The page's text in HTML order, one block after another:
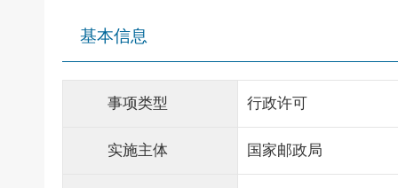
基本信息
事项类型 行政许可
实施主体 国家邮政局